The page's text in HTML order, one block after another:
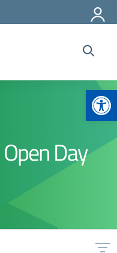
Open Day